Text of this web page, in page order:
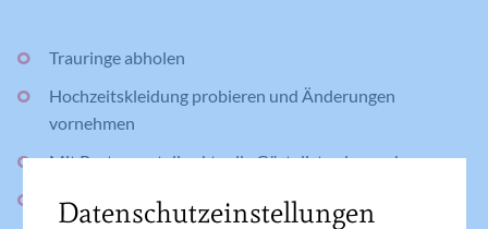
Trauringe abholen
Hochzeitskleidung probieren und Änderungen
vornehmen
Mit Restaurant die aktuelle Gästeliste absprechen
Sitzordnung der Gäste festlegen
Datenschutzeinstellungen